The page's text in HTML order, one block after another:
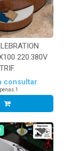
220.380V
TRIF.
consultar
1